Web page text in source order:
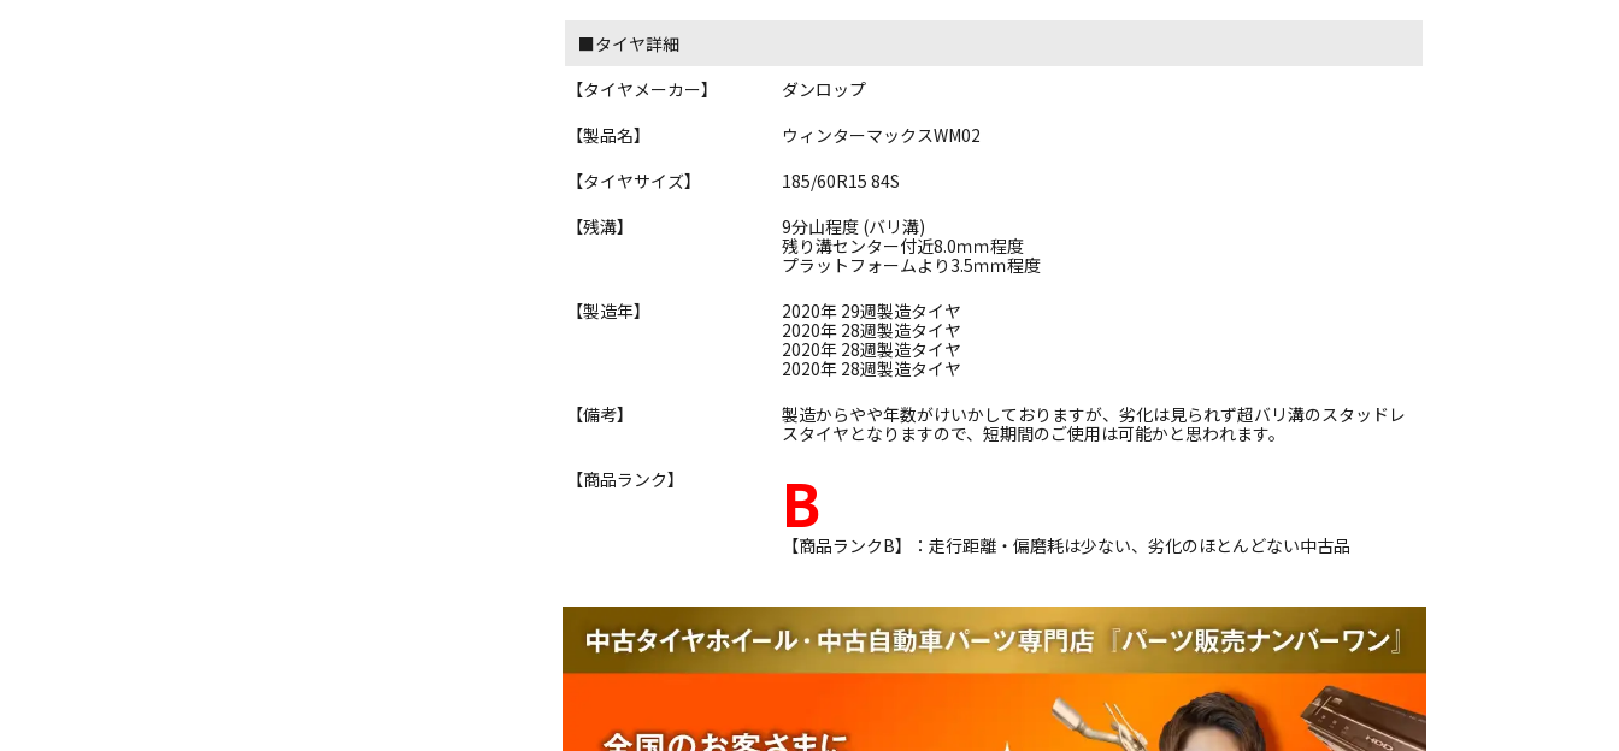
■タイヤ詳細
【タイヤメーカー】
ダンロップ
【製品名】
ウィンターマックスWM02
【タイヤサイズ】
185/60R15 84S
【残溝】
9分山程度 (バリ溝)
残り溝センター付近8.0ｍｍ程度
プラットフォームより3.5ｍｍ程度
【製造年】
2020年 29週製造タイヤ
2020年 28週製造タイヤ
2020年 28週製造タイヤ
2020年 28週製造タイヤ
【備考】
製造からやや年数がけいかしておりますが、劣化は見られず超バリ溝のスタッドレ
スタイヤとなりますので、短期間のご使用は可能かと思われます。
【商品ランク】
B
【商品ランクB】：走行距離・偏磨耗は少ない、劣化のほとんどない中古品